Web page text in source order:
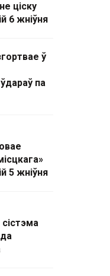
ціску
6 жніўня
ў
па
5 жніўня